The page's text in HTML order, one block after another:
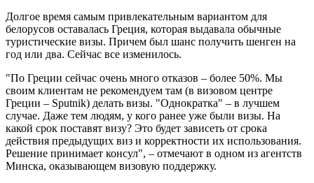
Долгое время самым привлекательным вариантом для
белорусов оставалась Греция, которая выдавала обычные
туристические визы. Причем был шанс получить шенген на
год или два. Сейчас все изменилось.
"По Греции сейчас очень много отказов – более 50%. Мы
своим клиентам не рекомендуем там (в визовом центре
Греции – Sputnik) делать визы. "Однократка" – в лучшем
случае. Даже тем людям, у кого ранее уже были визы. На
какой срок поставят визу? Это будет зависеть от срока
действия предыдущих виз и корректности их использования.
Решение принимает консул", – отмечают в одном из агентств
Минска, оказывающем визовую поддержку.